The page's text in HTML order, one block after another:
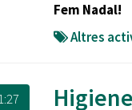
Fem Nadal!
Altres